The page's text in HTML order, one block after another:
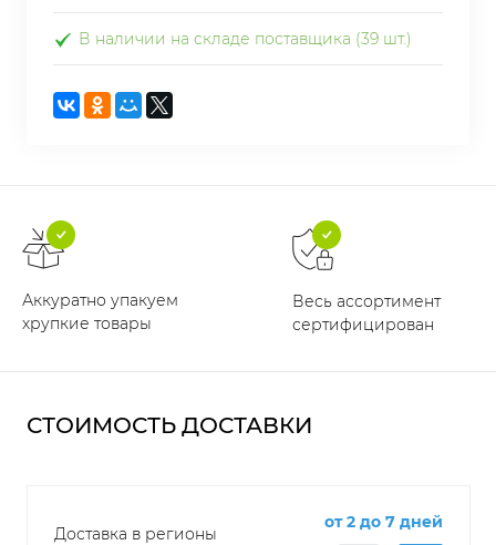
В наличии на складе поставщика (39 шт.)
Аккуратно упакуем
хрупкие товары
Весь ассортимент
сертифицирован
СТОИМОСТЬ ДОСТАВКИ
Доставка в регионы
от 2 до 7 дней